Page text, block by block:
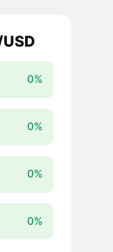
0%
0%
0%
0%